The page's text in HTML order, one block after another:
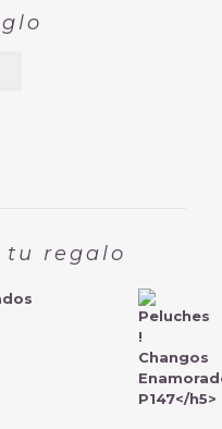
tu regalo